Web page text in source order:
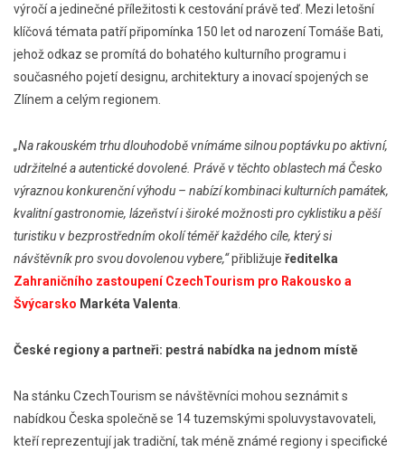
výročí a jedinečné příležitosti k cestování právě teď. Mezi letošní
klíčová témata patří připomínka 150 let od narození Tomáše Bati,
jehož odkaz se promítá do bohatého kulturního programu i
současného pojetí designu, architektury a inovací spojených se
Zlínem a celým regionem.
„Na rakouském trhu dlouhodobě vnímáme silnou poptávku po aktivní,
udržitelné a autentické dovolené. Právě v těchto oblastech má Česko
výraznou konkurenční výhodu – nabízí kombinaci kulturních památek,
kvalitní gastronomie, lázeňství i široké možnosti pro cyklistiku a pěší
turistiku v bezprostředním okolí téměř každého cíle, který si
návštěvník pro svou dovolenou vybere,“přibližuje ředitelka
Zahraničního zastoupení CzechTourism pro Rakousko a
Švýcarsko Markéta Valenta
České regiony a partneři: pestrá nabídka na jednom místě
Na stánku CzechTourism se návštěvníci mohou seznámit s
nabídkou Česka společně se 14 tuzemskými spoluvystavovateli,
kteří reprezentují jak tradiční, tak méně známé regiony i specifické